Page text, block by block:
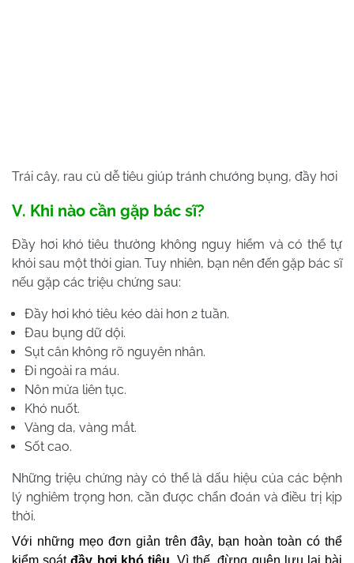
Trái cây, rau củ dễ tiêu giúp tránh chướng bụng, đầy hơi
V. Khi nào cần gặp bác sĩ?
Đầy hơi khó tiêu thường không nguy hiểm và có thể tự
khỏi sau một thời gian. Tuy nhiên, bạn nên đến gặp bác sĩ
nếu gặp các triệu chứng sau:
Đầy hơi khó tiêu kéo dài hơn 2 tuần.
Đau bụng dữ dội.
Sụt cân không rõ nguyên nhân.
Đi ngoài ra máu.
Nôn mửa liên tục.
Khó nuốt.
Vàng da, vàng mắt.
Sốt cao.
Những triệu chứng này có thể là dấu hiệu của các bệnh
lý nghiêm trọng hơn, cần được chẩn đoán và điều trị kịp
thời.
Với những mẹo đơn giản trên đây, bạn hoàn toàn có thể